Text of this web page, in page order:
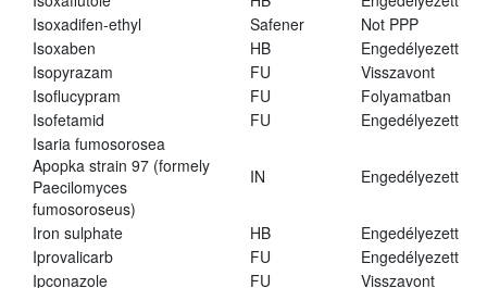
Isoxadifen-ethyl
Safener
Not PPP
Isoxaben
HB
Engedélyezett
Isopyrazam
FU
Visszavont
Isoflucypram
FU
Folyamatban
Isofetamid
FU
Engedélyezett
Isaria fumosorosea
Apopka strain 97 (formely
Paecilomyces
fumosoroseus)
IN Engedélyezett
Iron sulphate HB
Engedélyezett
Iprovalicarb
FU
Engedélyezett
Ipconazole
FU
Visszavont